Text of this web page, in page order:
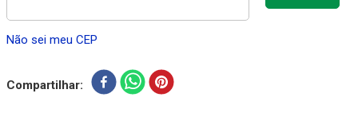
Não sei meu CEP
Compartilhar